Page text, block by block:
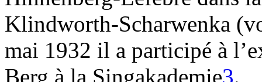
Klindworth-Scharwenka
mai 1932 il a participé à
Berg à la Singakademie3.